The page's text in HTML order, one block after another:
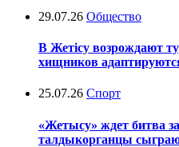
29.07.26 Общество
В Жетісу возрождают
хищников
25.07.26 Спорт
«Жетысу» ждет битва
талдыкорганцы